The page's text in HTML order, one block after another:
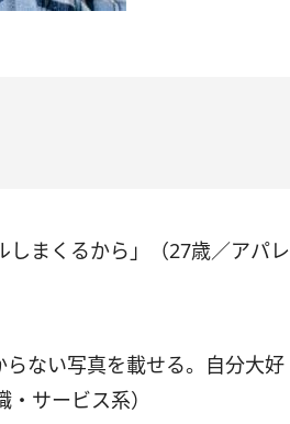
しまくるから」（27歳／アパレ
らない写真を載せる。自分大好
サービス系）